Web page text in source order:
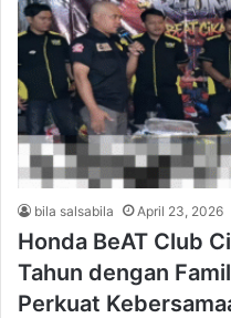
bila salsabila April 23, 2026
Honda BeAT Club
Tahun dengan
Perkuat